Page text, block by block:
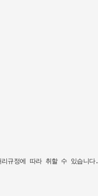
규정에 따라 취할 수 있습니다.